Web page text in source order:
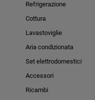
Refrigerazione
Cottura
Lavastoviglie
Aria condizionata
Set elettrodomestici
Accessori
Ricambi